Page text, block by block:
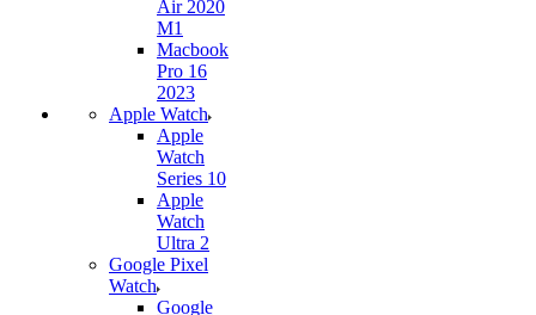
Air 2020
M1
Macbook
Pro 16
2023
Apple Watch
Apple
Watch
Series 10
Apple
Watch
Ultra 2
Google Pixel
Watch
Google